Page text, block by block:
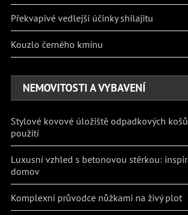
Překvapivé vedlejší účinky shilajitu
Kouzlo černého kmínu
NEMOVITOSTI A VYBAVENÍ
Stylové kovové úložiště odpadkových
použití
Luxusní vzhled s betonovou stěrkou:
domov
Komplexní průvodce nůžkami na živý plot